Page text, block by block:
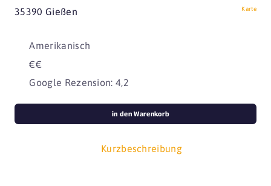
35390 Gießen Karte
Amerikanisch
€€
Google Rezension: 4,2
Kurzbeschreibung
in den Warenkorb